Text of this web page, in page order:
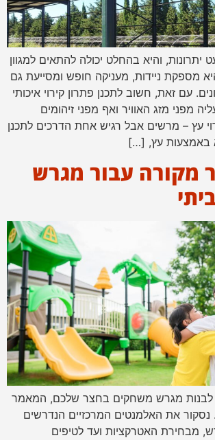
יתרונות, והיא בהחלט יכולה להתאים למגוון
מספקת ניידות, מעניקה חופש ומסייעת גם
עם זאת, חשוב לתכנן פתרון קירוי איכותי
מפני מזג האוויר ואף מפני זיהומים
עץ – מרשים אבל רגיש אחת הדרכים לתכנן
באמצעות עץ, […]
מקורה עבור מגרש
לבנות מגרש משחקים בחצר שלכם, המאמר
את האלמנטים המרכזיים הנדרשים
מבחירת האטרקציות ועד לטיפים